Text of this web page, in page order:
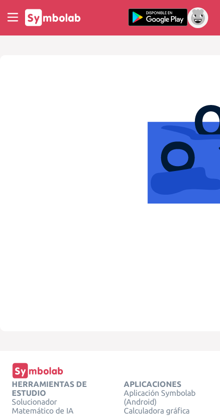
HERRAMIENTAS DE
ESTUDIO
Solucionador
Matemático de IA
APLICACIONES
Aplicación Symbolab
(Android)
Calculadora gráfica